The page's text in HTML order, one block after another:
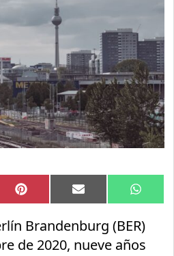
Compartir
en
Pinterest Compartir
en
Email
en
Brandenburg (BER)
de 2020, nueve años